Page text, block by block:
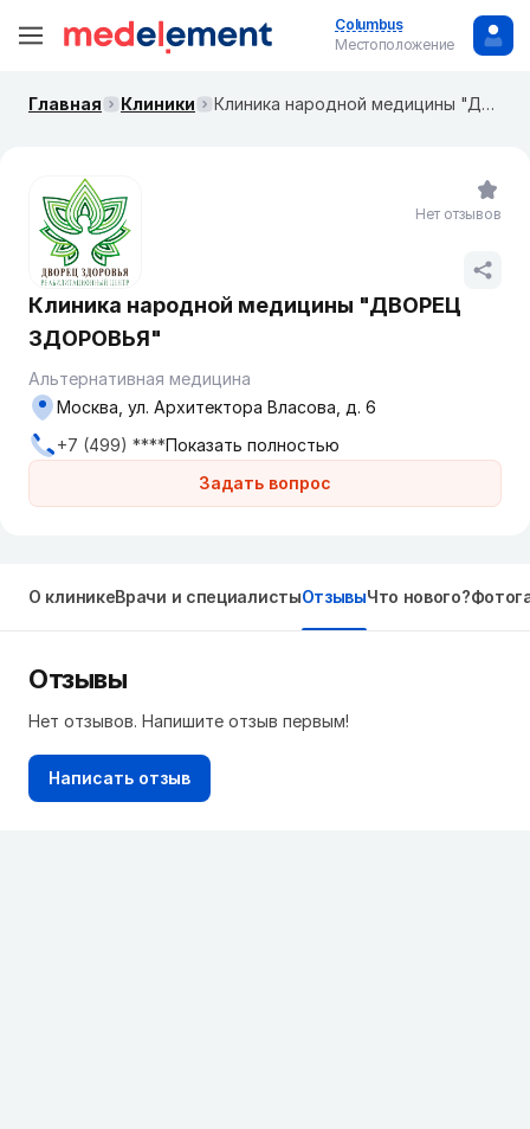
Columbus
Местоположение
Главная Клиники Клиника народной медицины "ДВОРЕЦ ЗДОРОВЬЯ"
Клиника народной медицины "ДВОРЕЦ
ЗДОРОВЬЯ"
Альтернативная медицина
Задать вопрос
Москва, ул. Архитектора Власова, д. 6
+7 (499) ****Показать полностью
Нет отзывов
О клиникеВрачи и специалистыОтзывыЧто нового?
Отзывы
Нет отзывов. Напишите отзыв первым!
Написать отзыв